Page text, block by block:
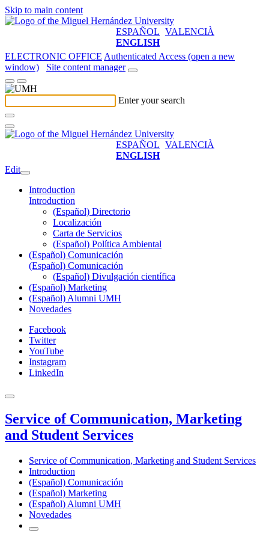
Skip to main content
ESPAÑOL VALENCIÀ
ENGLISH
ELECTRONIC OFFICE Authenticated Access (open a new
window)
Site content manager
Enter your search
ESPAÑOL VALENCIÀ
ENGLISH
Edit
Introduction
Introduction
(Español) Directorio
Localización
Carta de Servicios
(Español) Política Ambiental
(Español) Comunicación
(Español) Comunicación
(Español) Divulgación científica
(Español) Marketing
(Español) Alumni UMH
Novedades
Facebook
Twitter
YouTube
Instagram
LinkedIn
Service of Communication, Marketing
and Student Services
Service of Communication, Marketing and Student Services
Introduction
(Español) Comunicación
(Español) Marketing
(Español) Alumni UMH
Novedades